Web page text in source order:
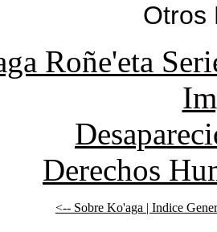
Otros
Roñe'eta
Derechos
<-- Sobre Ko'aga | Indice